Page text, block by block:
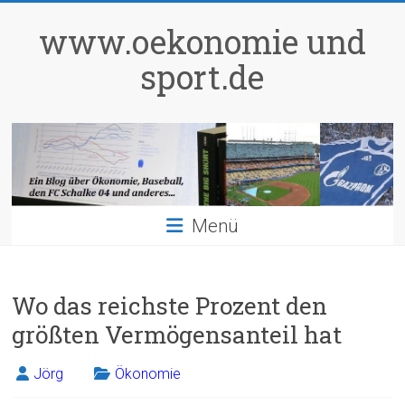
springenwww.oekonomie und
sport.de
Menü
Wo das reichste Prozent den
größten Vermögensanteil hat
Jörg Ökonomie